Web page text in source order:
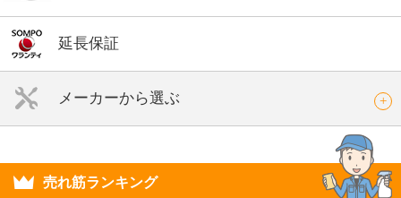
延長保証
メーカーから選ぶ
売れ筋ランキング